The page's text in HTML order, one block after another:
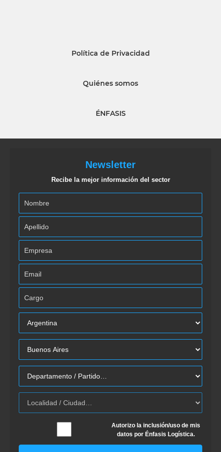
Política de Privacidad
Quiénes somos
ÉNFASIS
Newsletter
Recibe la mejor información del sector
Autorizo la inclusión/uso de mis
datos por Énfasis Logística.